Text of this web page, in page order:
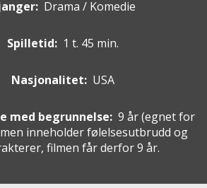
Drama / Komedie
Spilletid: 1 t. 45 min.
Nasjonalitet: USA
med begrunnelse: 9 år (egnet for
inneholder følelsesutbrudd og
filmen får derfor 9 år.